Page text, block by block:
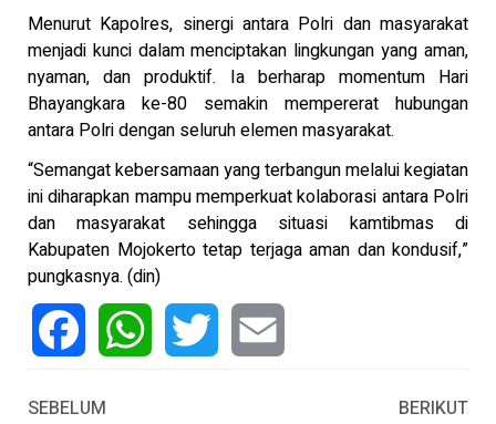
Menurut Kapolres, sinergi antara Polri dan masyarakat
menjadi kunci dalam menciptakan lingkungan yang aman,
nyaman, dan produktif. Ia berharap momentum Hari
Bhayangkara ke-80 semakin mempererat hubungan
antara Polri dengan seluruh elemen masyarakat.
“Semangat kebersamaan yang terbangun melalui kegiatan
ini diharapkan mampu memperkuat kolaborasi antara Polri
dan masyarakat sehingga situasi kamtibmas di
Kabupaten Mojokerto tetap terjaga aman dan kondusif,”
pungkasnya. (din)
SEBELUM
BERIKUT